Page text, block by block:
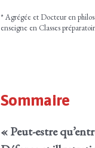
* Agrégée et Docteur en
enseigne en Classes
Sommaire
« Peut-estre